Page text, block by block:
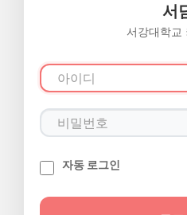
서
서강대학교
자동 로그인